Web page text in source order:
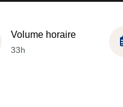
Volume horaire
33h